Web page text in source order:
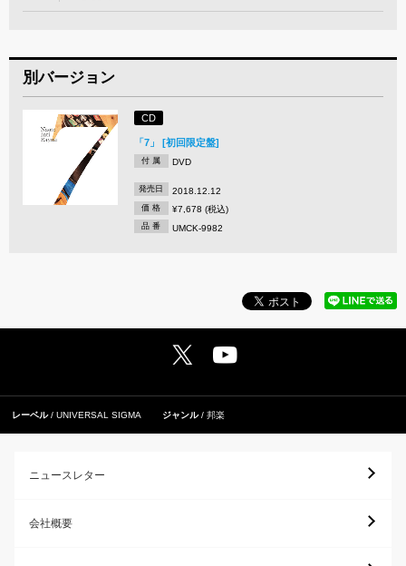
別バージョン
CD
「7」 [初回限定盤]
付 属 DVD
発売日 2018.12.12
価 格 ¥7,678 (税込)
品 番 UMCK-9982
レーベル UNIVERSAL SIGMA ジャンル 邦楽
ニュースレター
会社概要